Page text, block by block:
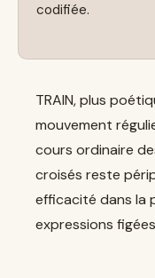
codifiée.
TRAIN, plus
mouvement
cours ordinaire
croisés reste
efficacité dans la
expressions